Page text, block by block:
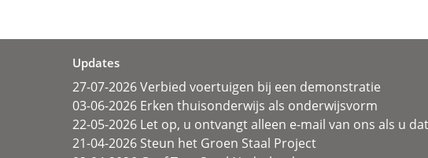
Updates
27-07-2026 Verbied voertuigen bij een demonstratie
03-06-2026 Erken thuisonderwijs als onderwijsvorm
22-05-2026 Let op, u ontvangt alleen e-mail van ons als u
21-04-2026 Steun het Groen Staal Project